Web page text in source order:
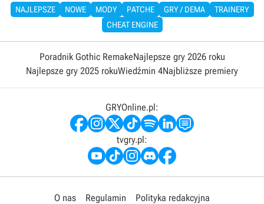
NAJLEPSZE NOWE MODY PATCHE GRY / DEMA
TRAINERY
CHEAT ENGINE
Poradnik Gothic RemakeNajlepsze gry 2026 roku
Najlepsze gry 2025 rokuWiedźmin 4Najbliższe premiery
GRYOnline.pl:
tvgry.pl:
O nas Regulamin
Polityka redakcyjna